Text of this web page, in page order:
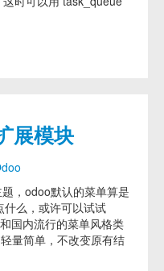
展模块
，odoo默认的菜单算是
么，或许可以试试
国内流行的菜单风格类
量简单，不改变原有结